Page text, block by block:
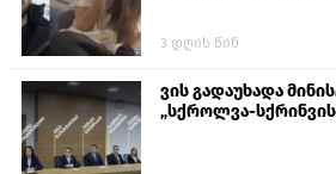
3 დღის წინ
ვის გადაუხადა
„სქროლვა-